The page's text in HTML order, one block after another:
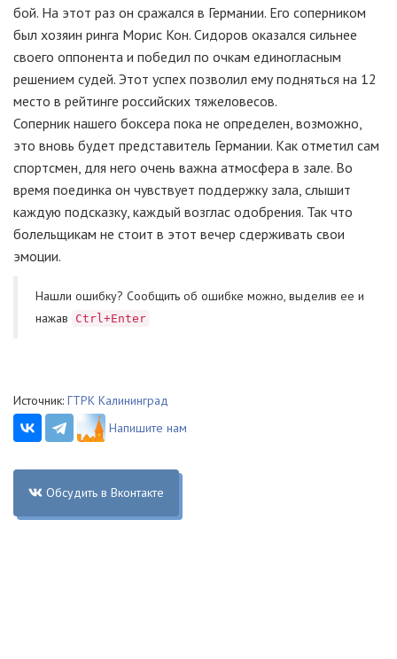
бой. На этот раз он сражался в Германии. Его соперником
был хозяин ринга Морис Кон. Сидоров оказался сильнее
своего оппонента и победил по очкам единогласным
решением судей. Этот успех позволил ему подняться на 12
место в рейтинге российских тяжеловесов.
Соперник нашего боксера пока не определен, возможно,
это вновь будет представитель Германии. Как отметил сам
спортсмен, для него очень важна атмосфера в зале. Во
время поединка он чувствует поддержку зала, слышит
каждую подсказку, каждый возглас одобрения. Так что
болельщикам не стоит в этот вечер сдерживать свои
эмоции.
Нашли ошибку? Cообщить об ошибке можно, выделив ее и
нажав
Ctrl+Enter
Источник: ГТРК Калининград
Напишите нам
Обсудить в Вконтакте